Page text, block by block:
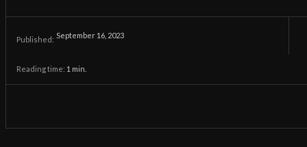
Published: September 16, 2023
Reading time: 1 min.